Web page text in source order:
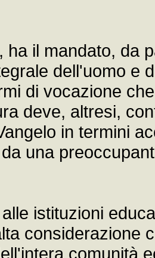
ha il mandato, da
dell'uomo e
di vocazione
deve, altresi,
in termini
una
istituzioni
considerazione
comunità